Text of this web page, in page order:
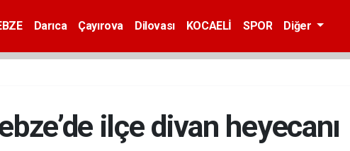
Darıca Çayırova Dilovası KOCAELİ SPOR Diğer
ilçe divan heyecanı